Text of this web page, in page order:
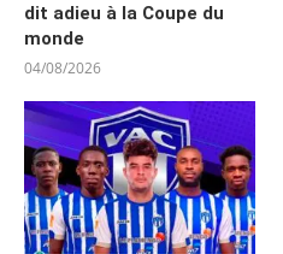
dit adieu à la Coupe du
monde
04/08/2026